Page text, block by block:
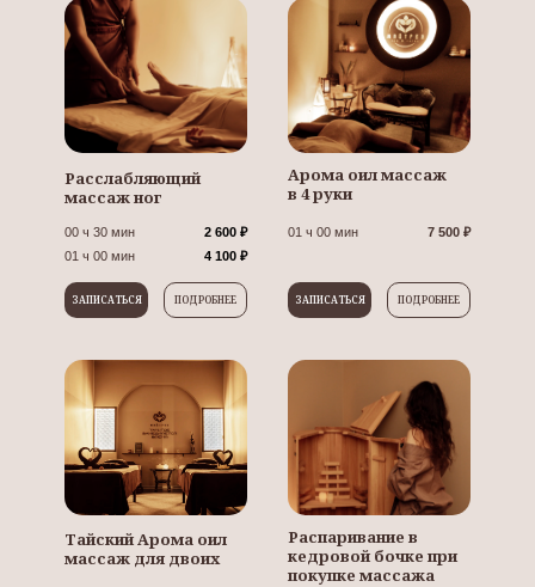
Расслабляющий
массаж ног
00 ч 30 мин
01 ч 00 мин
2 600 ₽
4 100 ₽
Арома оил массаж
в 4 руки
01 ч 00 мин 7 500 ₽
ЗАПИСАТЬСЯ ЗАПИСАТЬСЯ
ПОДРОБНЕЕ ПОДРОБНЕЕ
Тайский Арома оил
массаж для двоих
Распаривание в
кедровой бочке при
покупке массажа